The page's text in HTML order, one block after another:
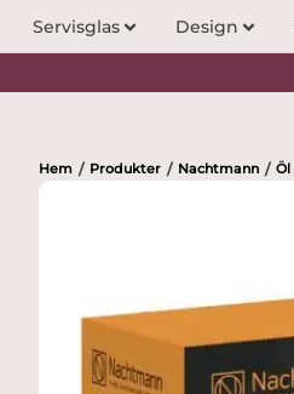
Servisglas Design
Hem / Produkter / Nachtmann / Öl